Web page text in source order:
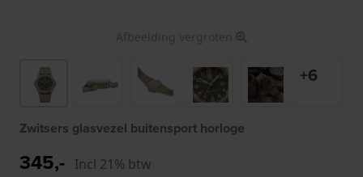
Afbeelding vergroten
+6
Zwitsers glasvezel buitensport horloge
345,- Incl 21% btw